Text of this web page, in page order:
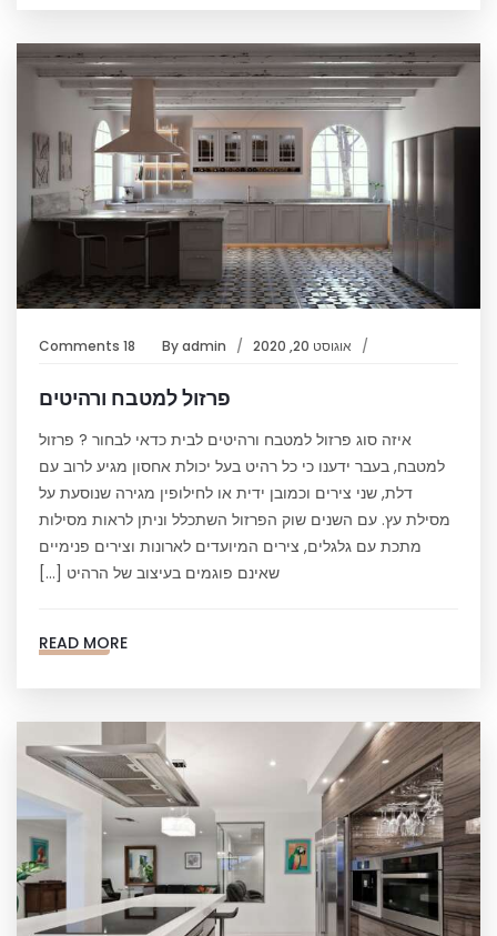
אוגוסט 20, 2020 Byadmin
18 Comments
פרזול למטבח ורהיטים
איזה סוג פרזול למטבח ורהיטים לבית כדאי לבחור ? פרזול
למטבח, בעבר ידענו כי כל רהיט בעל יכולת אחסון מגיע לרוב עם
דלת, שני צירים וכמובן ידית או לחילופין מגירה שנוסעת על
מסילת עץ. עם השנים שוק הפרזול השתכלל וניתן לראות מסילות
מתכת עם גלגלים, צירים המיועדים לארונות וצירים פנימיים
שאינם פוגמים בעיצוב של הרהיט […]
READ MORE